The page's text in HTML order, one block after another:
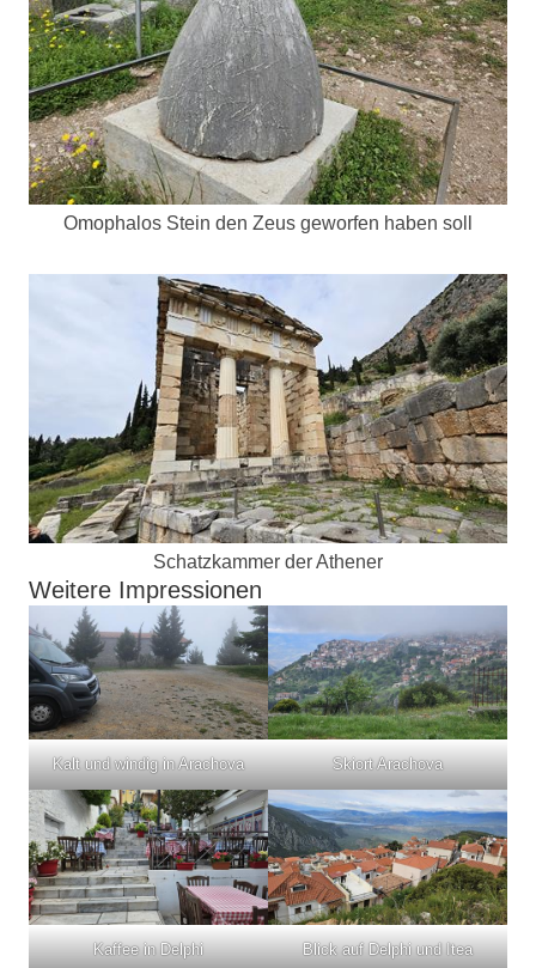
Omophalos Stein den Zeus geworfen haben soll
Schatzkammer der Athener
Weitere Impressionen
Kalt und windig in Arachova Skiort Arachova
Kaffee in Delphi Blick auf Delphi und Itea